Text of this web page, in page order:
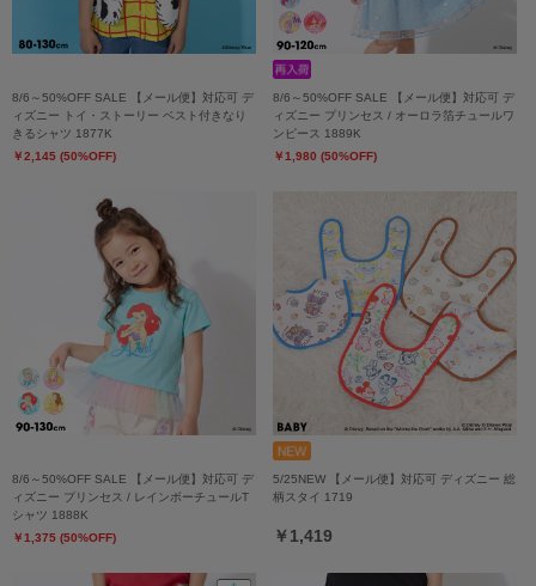
8/6～50%OFF SALE 【メール便】対応可 デ
ィズニー トイ・ストーリー ベスト付きなり
きるシャツ 1877K
￥2,145 (50%OFF)
8/6～50%OFF SALE 【メール便】対応可 デ
ィズニー プリンセス / オーロラ箔チュールワ
ンピース 1889K
￥1,980 (50%OFF)
8/6～50%OFF SALE 【メール便】対応可 デ
ィズニー プリンセス / レインボーチュールT
シャツ 1888K
￥1,375 (50%OFF)
5/25NEW 【メール便】対応可 ディズニー 総
柄スタイ 1719
￥1,419